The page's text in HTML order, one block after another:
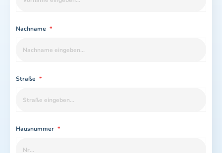
Nachname *
Straße *
Hausnummer *